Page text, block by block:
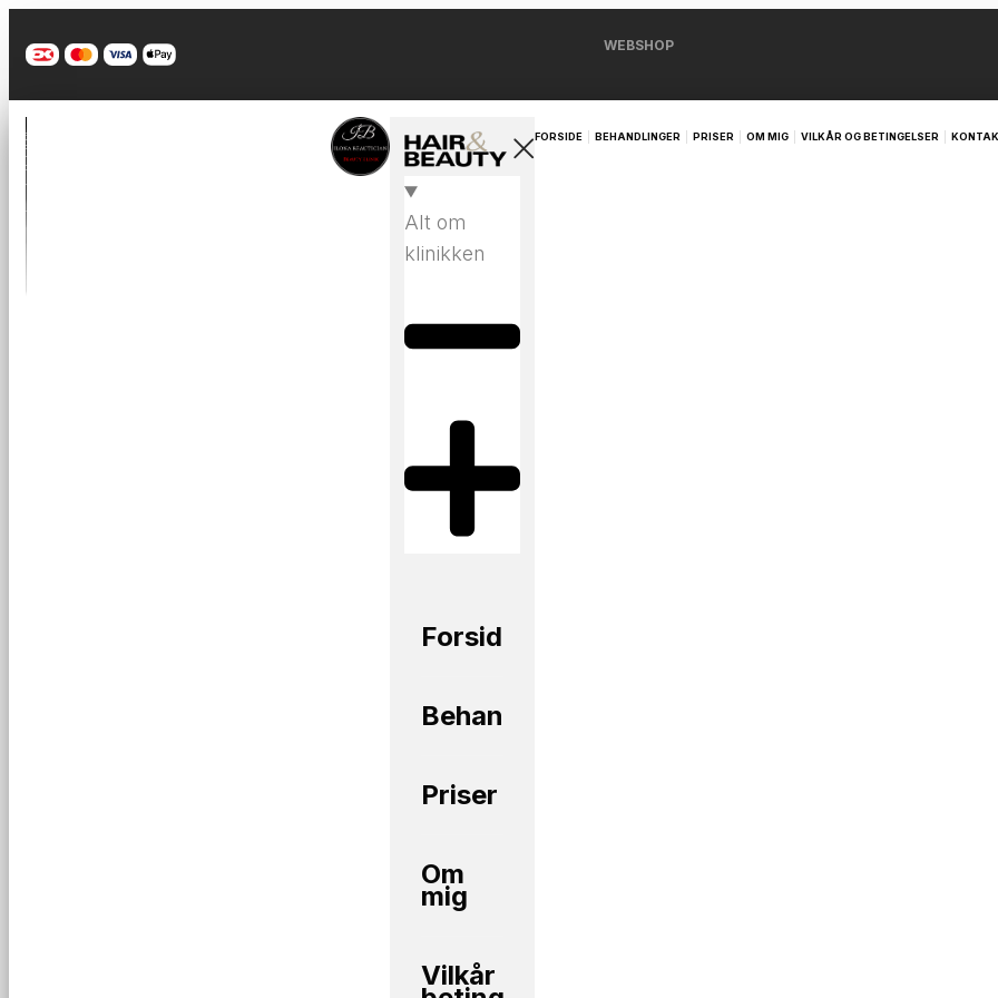
WEBSHOP
Alt om
klinikken
Forside
Behandlinger
Priser
Om
mig
Vilkår og
FORSIDE BEHANDLINGER PRISER OM MIG VILKÅR OG BETINGELSER